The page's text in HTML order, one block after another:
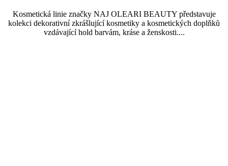
Kosmetická linie značky NAJ OLEARI BEAUTY představuje
kolekci dekorativní zkrášlující kosmetiky a kosmetických doplňků
vzdávající hold barvám, kráse a ženskosti....